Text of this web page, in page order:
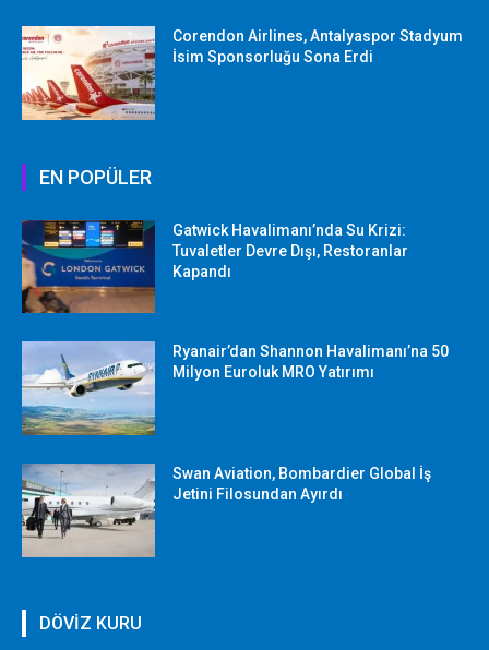
Corendon Airlines, Antalyaspor Stadyum
İsim Sponsorluğu Sona Erdi
EN POPÜLER
Gatwick Havalimanı’nda Su Krizi:
Tuvaletler Devre Dışı, Restoranlar
Kapandı
Ryanair’dan Shannon Havalimanı’na 50
Milyon Euroluk MRO Yatırımı
Swan Aviation, Bombardier Global İş
Jetini Filosundan Ayırdı
DÖVİZ KURU